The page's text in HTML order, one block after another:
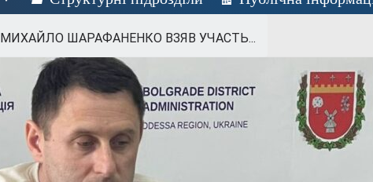
МИХАЙЛО ШАРАФАНЕНКО ВЗЯВ УЧАСТЬ...